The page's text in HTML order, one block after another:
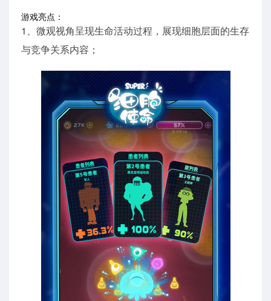
游戏亮点：
1、微观视角呈现生命活动过程，展现细胞层面的生存
与竞争关系内容；